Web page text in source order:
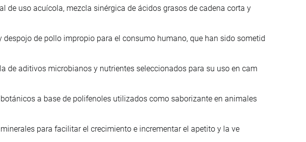
de uso acuícola, mezcla sinérgica de ácidos grasos de cadena corta y
despojo de pollo impropio para el consumo humano, que han sido sometid
de aditivos microbianos y nutrientes seleccionados para su uso en cam
a base de polifenoles utilizados como saborizante en animales
para facilitar el crecimiento e incrementar el apetito y la ve